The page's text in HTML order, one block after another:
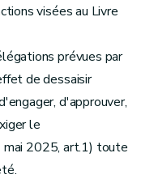
visées au Livre
prévues par
de dessaisir
d'approuver,
le
2025, art.1) toute